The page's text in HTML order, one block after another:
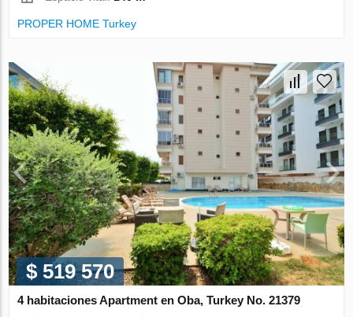
PROPER HOME Turkey
$ 519 570
4 habitaciones Apartment en Oba, Turkey No. 21379